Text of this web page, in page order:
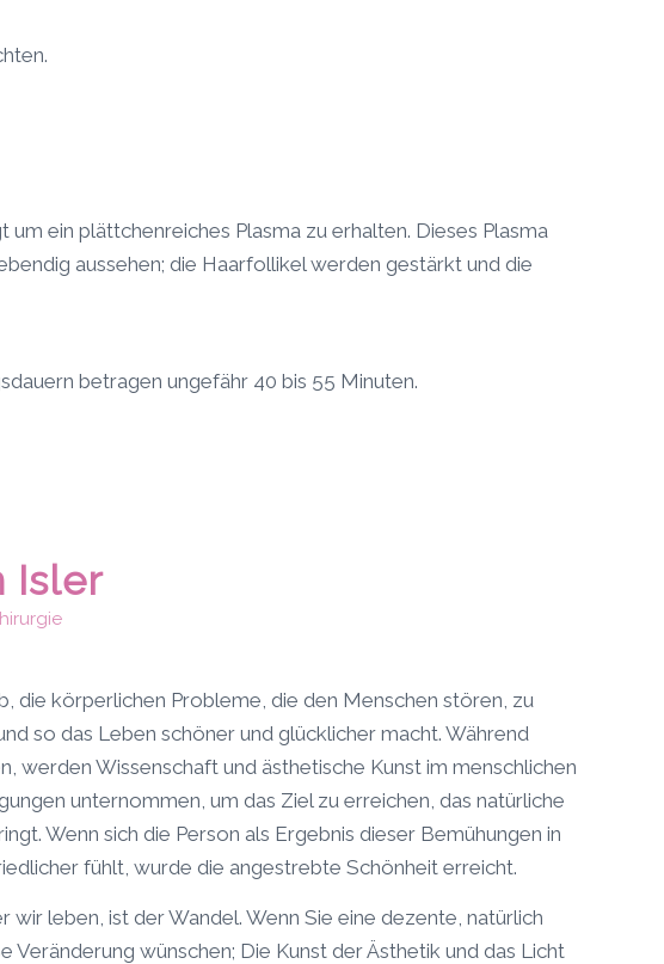
ein plättchenreiches Plasma zu erhalten. Dieses Plasma
aussehen; die Haarfollikel werden gestärkt und die
betragen ungefähr 40 bis 55 Minuten.
Isler
die körperlichen Probleme, die den Menschen stören, zu
so das Leben schöner und glücklicher macht. Während
werden Wissenschaft und ästhetische Kunst im menschlichen
unternommen, um das Ziel zu erreichen, das natürliche
Wenn sich die Person als Ergebnis dieser Bemühungen in
fühlt, wurde die angestrebte Schönheit erreicht.
wir leben, ist der Wandel. Wenn Sie eine dezente, natürlich
Veränderung wünschen; Die Kunst der Ästhetik und das Licht